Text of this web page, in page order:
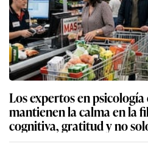
Los expertos en
mantienen la calma en la
cognitiva, gratitud y no